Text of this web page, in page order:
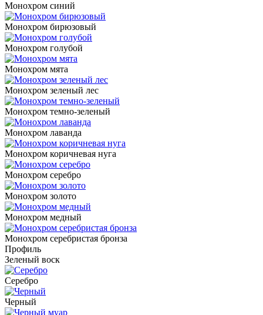
Монохром синий
Монохром бирюзовый
Монохром голубой
Монохром мята
Монохром зеленый лес
Монохром темно-зеленый
Монохром лаванда
Монохром коричневая нуга
Монохром серебро
Монохром золото
Монохром медный
Монохром серебристая бронза
Профиль
Зеленый воск
Серебро
Черный